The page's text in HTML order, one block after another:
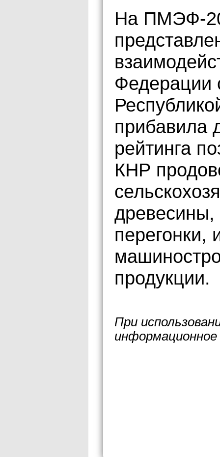
На ПМЭФ-
Федерации
прибавила
рейтинга
КНР
древесины,
перегонки,
продукции.
При